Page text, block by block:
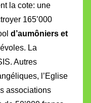
la cote: une
165’000
d’aumôniers et
La
Autres
l’Eglise
associations